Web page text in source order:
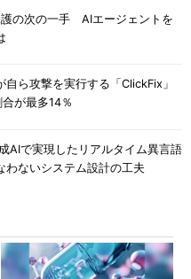
護の次の一手 AIエージェントを
ら攻撃を実行する「ClickFix」
が最多14％
AIで実現したリアルタイム異言語
ないシステム設計の工夫